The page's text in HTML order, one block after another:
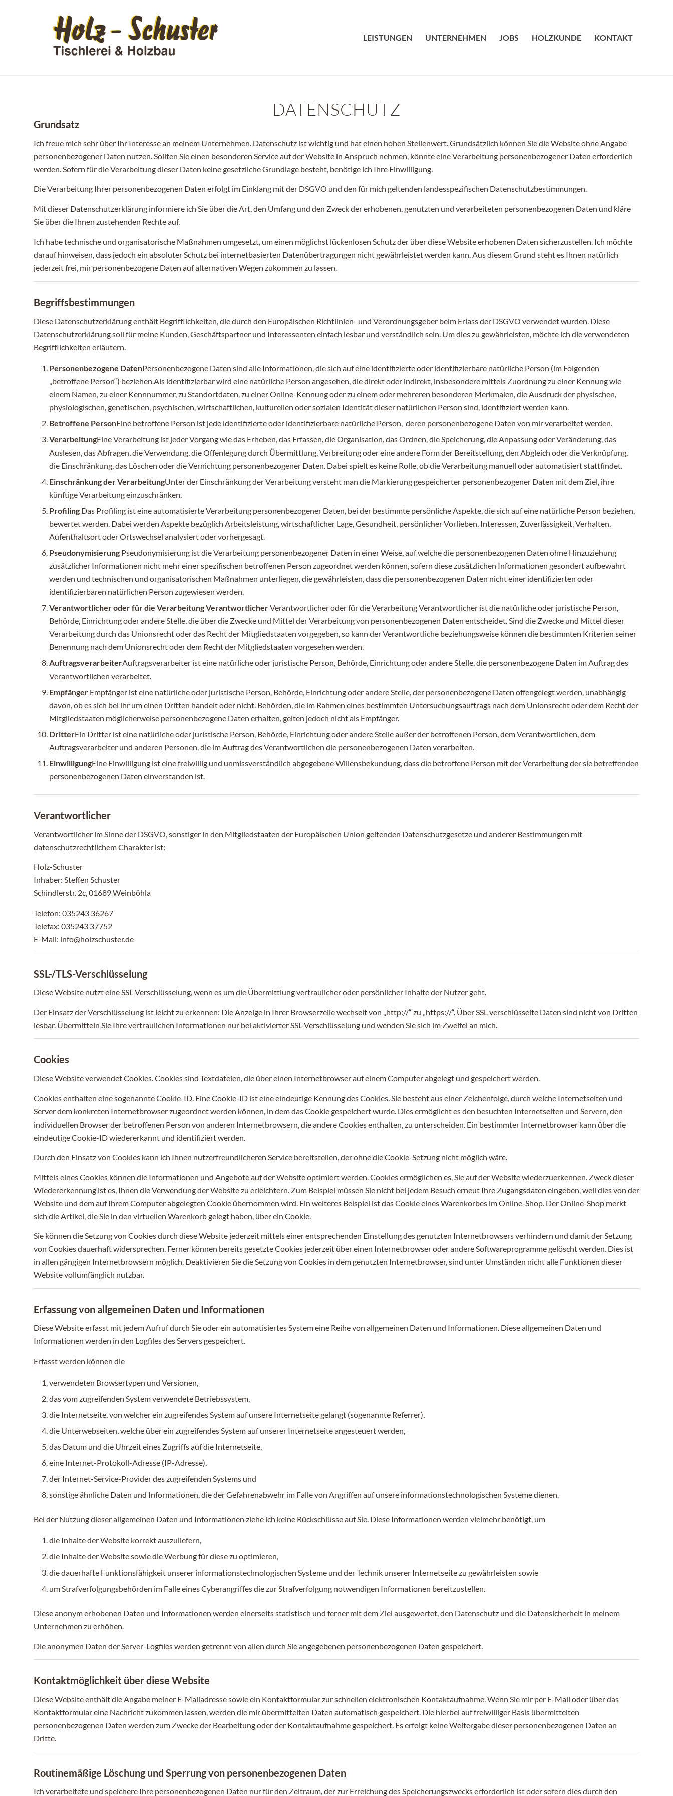
LEISTUNGEN UNTERNEHMEN JOBS HOLZKUNDE KONTAKT
DATENSCHUTZ
Grundsatz
Ich freue mich sehr über Ihr Interesse an meinem Unternehmen. Datenschutz ist wichtig und hat einen hohen Stellenwert. Grundsätzlich können Sie die Website ohne Angabe
personenbezogener Daten nutzen. Sollten Sie einen besonderen Service auf der Website in Anspruch nehmen, könnte eine Verarbeitung personenbezogener Daten erforderlich
werden. Sofern für die Verarbeitung dieser Daten keine gesetzliche Grundlage besteht, benötige ich Ihre Einwilligung.
Die Verarbeitung Ihrer personenbezogenen Daten erfolgt im Einklang mit der DSGVO und den für mich geltenden landesspezifischen Datenschutzbestimmungen.
Mit dieser Datenschutzerklärung informiere ich Sie über die Art, den Umfang und den Zweck der erhobenen, genutzten und verarbeiteten personenbezogenen Daten und kläre
Sie über die Ihnen zustehenden Rechte auf.
Ich habe technische und organisatorische Maßnahmen umgesetzt, um einen möglichst lückenlosen Schutz der über diese Website erhobenen Daten sicherzustellen. Ich möchte
darauf hinweisen, dass jedoch ein absoluter Schutz bei internetbasierten Datenübertragungen nicht gewährleistet werden kann. Aus diesem Grund steht es Ihnen natürlich
jederzeit frei, mir personenbezogene Daten auf alternativen Wegen zukommen zu lassen.
Begriffsbestimmungen
Diese Datenschutzerklärung enthält Begrifflichkeiten, die durch den Europäischen Richtlinien- und Verordnungsgeber beim Erlass der DSGVO verwendet wurden. Diese
Datenschutzerklärung soll für meine Kunden, Geschäftspartner und Interessenten einfach lesbar und verständlich sein. Um dies zu gewährleisten, möchte ich die verwendeten
Begrifflichkeiten erläutern.
Personenbezogene DatenPersonenbezogene Daten sind alle Informationen, die sich auf eine identifizierte oder identifizierbare natürliche Person (im Folgenden
„betroffene Person“) beziehen.Als identifizierbar wird eine natürliche Person angesehen, die direkt oder indirekt, insbesondere mittels Zuordnung zu einer Kennung wie
einem Namen, zu einer Kennnummer, zu Standortdaten, zu einer Online-Kennung oder zu einem oder mehreren besonderen Merkmalen, die Ausdruck der physischen,
physiologischen, genetischen, psychischen, wirtschaftlichen, kulturellen oder sozialen Identität dieser natürlichen Person sind, identifiziert werden kann.
Betroffene PersonEine betroffene Person ist jede identifizierte oder identifizierbare natürliche Person, deren personenbezogene Daten von mir verarbeitet werden.
VerarbeitungEine Verarbeitung ist jeder Vorgang wie das Erheben, das Erfassen, die Organisation, das Ordnen, die Speicherung, die Anpassung oder Veränderung, das
Auslesen, das Abfragen, die Verwendung, die Offenlegung durch Übermittlung, Verbreitung oder eine andere Form der Bereitstellung, den Abgleich oder die Verknüpfung,
die Einschränkung, das Löschen oder die Vernichtung personenbezogener Daten. Dabei spielt es keine Rolle, ob die Verarbeitung manuell oder automatisiert stattfindet.
Einschränkung der VerarbeitungUnter der Einschränkung der Verarbeitung versteht man die Markierung gespeicherter personenbezogener Daten mit dem Ziel, ihre
künftige Verarbeitung einzuschränken.
Profiling Das Profiling ist eine automatisierte Verarbeitung personenbezogener Daten, bei der bestimmte persönliche Aspekte, die sich auf eine natürliche Person beziehen,
bewertet werden. Dabei werden Aspekte bezüglich Arbeitsleistung, wirtschaftlicher Lage, Gesundheit, persönlicher Vorlieben, Interessen, Zuverlässigkeit, Verhalten,
Aufenthaltsort oder Ortswechsel analysiert oder vorhergesagt.
Pseudonymisierung Pseudonymisierung ist die Verarbeitung personenbezogener Daten in einer Weise, auf welche die personenbezogenen Daten ohne Hinzuziehung
zusätzlicher Informationen nicht mehr einer spezifischen betroffenen Person zugeordnet werden können, sofern diese zusätzlichen Informationen gesondert aufbewahrt
werden und technischen und organisatorischen Maßnahmen unterliegen, die gewährleisten, dass die personenbezogenen Daten nicht einer identifizierten oder
identifizierbaren natürlichen Person zugewiesen werden.
Verantwortlicher oder für die Verarbeitung VerantwortlicherVerantwortlicher oder für die Verarbeitung Verantwortlicher ist die natürliche oder juristische Person,
Behörde, Einrichtung oder andere Stelle, die über die Zwecke und Mittel der Verarbeitung von personenbezogenen Daten entscheidet. Sind die Zwecke und Mittel dieser
Verarbeitung durch das Unionsrecht oder das Recht der Mitgliedstaaten vorgegeben, so kann der Verantwortliche beziehungsweise können die bestimmten Kriterien seiner
Benennung nach dem Unionsrecht oder dem Recht der Mitgliedstaaten vorgesehen werden.
AuftragsverarbeiterAuftragsverarbeiter ist eine natürliche oder juristische Person, Behörde, Einrichtung oder andere Stelle, die personenbezogene Daten im Auftrag des
Verantwortlichen verarbeitet.
Empfänger Empfänger ist eine natürliche oder juristische Person, Behörde, Einrichtung oder andere Stelle, der personenbezogene Daten offengelegt werden, unabhängig
davon, ob es sich bei ihr um einen Dritten handelt oder nicht. Behörden, die im Rahmen eines bestimmten Untersuchungsauftrags nach dem Unionsrecht oder dem Recht der
Mitgliedstaaten möglicherweise personenbezogene Daten erhalten, gelten jedoch nicht als Empfänger.
DritterEin Dritter ist eine natürliche oder juristische Person, Behörde, Einrichtung oder andere Stelle außer der betroffenen Person, dem Verantwortlichen, dem
Auftragsverarbeiter und anderen Personen, die im Auftrag des Verantwortlichen die personenbezogenen Daten verarbeiten.
EinwilligungEine Einwilligung ist eine freiwillig und unmissverständlich abgegebene Willensbekundung, dass die betroffene Person mit der Verarbeitung der sie betreffenden
personenbezogenen Daten einverstanden ist.
Verantwortlicher
Verantwortlicher im Sinne der DSGVO, sonstiger in den Mitgliedstaaten der Europäischen Union geltenden Datenschutzgesetze und anderer Bestimmungen mit
datenschutzrechtlichem Charakter ist:
Holz-Schuster
Inhaber: Steffen Schuster
Schindlerstr. 2c, 01689 Weinböhla
Telefon: 035243 36267
Telefax: 035243 37752
E-Mail: info@holzschuster.de
SSL-/TLS-Verschlüsselung
Diese Website nutzt eine SSL-Verschlüsselung, wenn es um die Übermittlung vertraulicher oder persönlicher Inhalte der Nutzer geht.
Der Einsatz der Verschlüsselung ist leicht zu erkennen: Die Anzeige in Ihrer Browserzeile wechselt von „http://“ zu „https://“. Über SSL verschlüsselte Daten sind nicht von Dritten
lesbar. Übermitteln Sie Ihre vertraulichen Informationen nur bei aktivierter SSL-Verschlüsselung und wenden Sie sich im Zweifel an mich.
Cookies
Diese Website verwendet Cookies. Cookies sind Textdateien, die über einen Internetbrowser auf einem Computer abgelegt und gespeichert werden.
Cookies enthalten eine sogenannte Cookie-ID. Eine Cookie-ID ist eine eindeutige Kennung des Cookies. Sie besteht aus einer Zeichenfolge, durch welche Internetseiten und
Server dem konkreten Internetbrowser zugeordnet werden können, in dem das Cookie gespeichert wurde. Dies ermöglicht es den besuchten Internetseiten und Servern, den
individuellen Browser der betroffenen Person von anderen Internetbrowsern, die andere Cookies enthalten, zu unterscheiden. Ein bestimmter Internetbrowser kann über die
eindeutige Cookie-ID wiedererkannt und identifiziert werden.
Durch den Einsatz von Cookies kann ich Ihnen nutzerfreundlicheren Service bereitstellen, der ohne die Cookie-Setzung nicht möglich wäre.
Mittels eines Cookies können die Informationen und Angebote auf der Website optimiert werden. Cookies ermöglichen es, Sie auf der Website wiederzuerkennen. Zweck dieser
Wiedererkennung ist es, Ihnen die Verwendung der Website zu erleichtern. Zum Beispiel müssen Sie nicht bei jedem Besuch erneut Ihre Zugangsdaten eingeben, weil dies von der
Website und dem auf Ihrem Computer abgelegten Cookie übernommen wird. Ein weiteres Beispiel ist das Cookie eines Warenkorbes im Online-Shop. Der Online-Shop merkt
sich die Artikel, die Sie in den virtuellen Warenkorb gelegt haben, über ein Cookie.
Sie können die Setzung von Cookies durch diese Website jederzeit mittels einer entsprechenden Einstellung des genutzten Internetbrowsers verhindern und damit der Setzung
von Cookies dauerhaft widersprechen. Ferner können bereits gesetzte Cookies jederzeit über einen Internetbrowser oder andere Softwareprogramme gelöscht werden. Dies ist
in allen gängigen Internetbrowsern möglich. Deaktivieren Sie die Setzung von Cookies in dem genutzten Internetbrowser, sind unter Umständen nicht alle Funktionen dieser
Website vollumfänglich nutzbar.
Erfassung von allgemeinen Daten und Informationen
Diese Website erfasst mit jedem Aufruf durch Sie oder ein automatisiertes System eine Reihe von allgemeinen Daten und Informationen. Diese allgemeinen Daten und
Informationen werden in den Logfiles des Servers gespeichert.
Erfasst werden können die
verwendeten Browsertypen und Versionen,
das vom zugreifenden System verwendete Betriebssystem,
die Internetseite, von welcher ein zugreifendes System auf unsere Internetseite gelangt (sogenannte Referrer),
die Unterwebseiten, welche über ein zugreifendes System auf unserer Internetseite angesteuert werden,
das Datum und die Uhrzeit eines Zugriffs auf die Internetseite,
eine Internet-Protokoll-Adresse (IP-Adresse),
der Internet-Service-Provider des zugreifenden Systems und
sonstige ähnliche Daten und Informationen, die der Gefahrenabwehr im Falle von Angriffen auf unsere informationstechnologischen Systeme dienen.
Bei der Nutzung dieser allgemeinen Daten und Informationen ziehe ich keine Rückschlüsse auf Sie. Diese Informationen werden vielmehr benötigt, um
die Inhalte der Website korrekt auszuliefern,
die Inhalte der Website sowie die Werbung für diese zu optimieren,
die dauerhafte Funktionsfähigkeit unserer informationstechnologischen Systeme und der Technik unserer Internetseite zu gewährleisten sowie
um Strafverfolgungsbehörden im Falle eines Cyberangriffes die zur Strafverfolgung notwendigen Informationen bereitzustellen.
Diese anonym erhobenen Daten und Informationen werden einerseits statistisch und ferner mit dem Ziel ausgewertet, den Datenschutz und die Datensicherheit in meinem
Unternehmen zu erhöhen.
Die anonymen Daten der Server-Logfiles werden getrennt von allen durch Sie angegebenen personenbezogenen Daten gespeichert.
Kontaktmöglichkeit über diese Website
Diese Website enthält die Angabe meiner E-Mailadresse sowie ein Kontaktformular zur schnellen elektronischen Kontaktaufnahme. Wenn Sie mir per E-Mail oder über das
Kontaktformular eine Nachricht zukommen lassen, werden die mir übermittelten Daten automatisch gespeichert. Die hierbei auf freiwilliger Basis übermittelten
personenbezogenen Daten werden zum Zwecke der Bearbeitung oder der Kontaktaufnahme gespeichert. Es erfolgt keine Weitergabe dieser personenbezogenen Daten an
Dritte.
Routinemäßige Löschung und Sperrung von personenbezogenen Daten
Ich verarbeitete und speichere Ihre personenbezogenen Daten nur für den Zeitraum, der zur Erreichung des Speicherungszwecks erforderlich ist oder sofern dies durch den